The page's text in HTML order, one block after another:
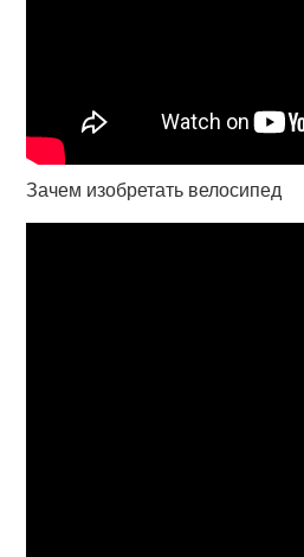
Зачем изобретать велосипед